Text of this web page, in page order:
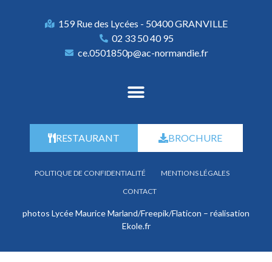
159 Rue des Lycées - 50400 GRANVILLE
02 33 50 40 95
ce.0501850p@ac-normandie.fr
RESTAURANT BROCHURE
POLITIQUE DE CONFIDENTIALITÉ
MENTIONS LÉGALES
CONTACT
photos Lycée Maurice Marland/Freepik/Flaticon – réalisation
Ekole.fr